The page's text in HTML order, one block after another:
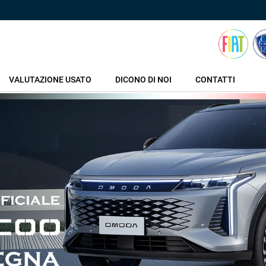
VALUTAZIONE USATO DICONO DI NOI CONTATTI